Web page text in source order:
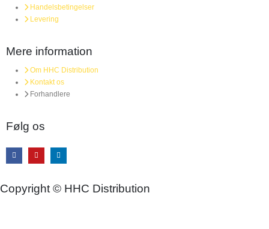
Handelsbetingelser
Levering
Mere information
Om HHC Distribution
Kontakt os
Forhandlere
Følg os
Copyright © HHC Distribution